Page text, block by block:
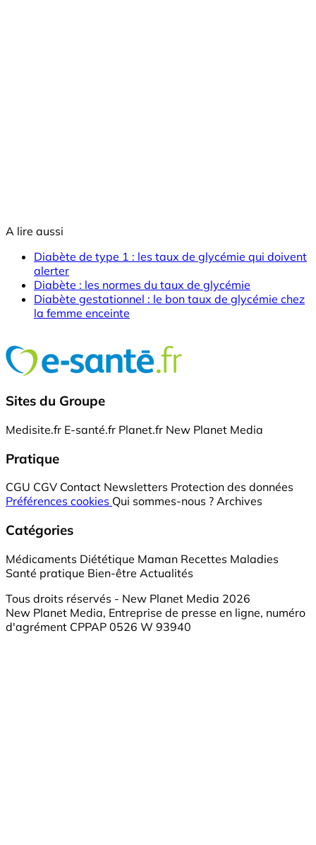
A lire aussi
Diabète de type 1 : les taux de glycémie qui doivent
alerter
Diabète : les normes du taux de glycémie
Diabète gestationnel : le bon taux de glycémie chez
la femme enceinte
Sites du Groupe
Medisite.fr E-santé.fr Planet.fr New Planet Media
Pratique
CGU CGV Contact Newsletters Protection des données
Préférences cookies Qui sommes-nous ? Archives
Catégories
Médicaments Diététique Maman Recettes Maladies
Santé pratique Bien-être Actualités
Tous droits réservés - New Planet Media 2026
New Planet Media, Entreprise de presse en ligne, numéro
d'agrément CPPAP 0526 W 93940